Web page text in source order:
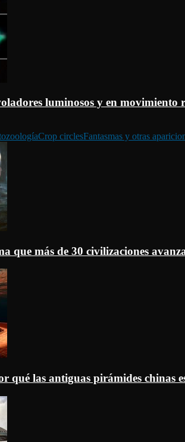
luminosos y en movimiento
Crop circlesFantasmas y otras
que más de 30 civilizaciones
qué las antiguas pirámides chinas